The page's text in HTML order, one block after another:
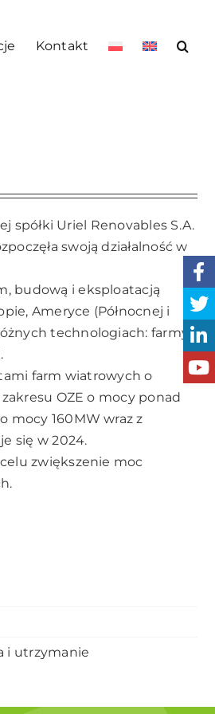
Kontakt
spółki Uriel Renovables S.A.
swoją działalność w
budową i eksploatacją
Ameryce (Północnej i
technologiach: farmy
farm wiatrowych o
OZE o mocy ponad
mocy 160MW wraz z
się w 2024.
zwiększenie moc
i utrzymanie